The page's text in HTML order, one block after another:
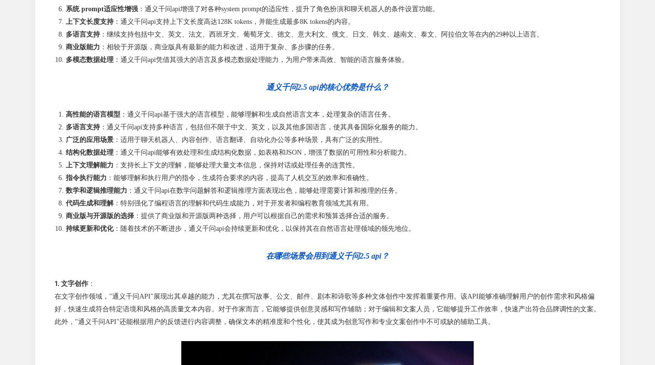
系统 prompt适应性增强 ：通义千问api增强了对各种system prompt的适应性，提升了角色扮演和聊天机器人的条件设置功能。
上下文长度支持 ：通义千问api支持上下文长度高达128K tokens，并能生成最多8K tokens的内容。
多语言支持 ：继续支持包括中文、英文、法文、西班牙文、葡萄牙文、德文、意大利文、俄文、日文、韩文、越南文、泰文、阿拉伯文等在内的29种以上语言。
商业版能力 ：相较于开源版，商业版具有最新的能力和改进，适用于复杂、多步骤的任务。
多模态数据处理 ：通义千问api凭借其强大的语言及多模态数据处理能力，为用户带来高效、智能的语言服务体验。
通义千问2.5 api的核心优势是什么？
高性能的语言模型 ：通义千问api基于强大的语言模型，能够理解和生成自然语言文本，处理复杂的语言任务。
多语言支持 ：通义千问api支持多种语言，包括但不限于中文、英文，以及其他多国语言，使其具备国际化服务的能力。
广泛的应用场景 ：适用于聊天机器人、内容创作、语言翻译、自动化办公等多种场景，具有广泛的实用性。
结构化数据处理 ：通义千问api能够有效处理和生成结构化数据，如表格和JSON，增强了数据的可用性和分析能力。
上下文理解能力 ：支持长上下文的理解，能够处理大量文本信息，保持对话或处理任务的连贯性。
指令执行能力 ：能够理解和执行用户的指令，生成符合要求的内容，提高了人机交互的效率和准确性。
数学和逻辑推理能力 ：通义千问api在数学问题解答和逻辑推理方面表现出色，能够处理需要计算和推理的任务。
代码生成和理解：特别强化了编程语言的理解和代码生成能力，对于开发者和编程教育领域尤其有用。
商业版与开源版的选择 ：提供了商业版和开源版两种选择，用户可以根据自己的需求和预算选择合适的服务。
持续更新和优化：随着技术的不断进步，通义千问api会持续更新和优化，以保持其在自然语言处理领域的领先地位。
在哪些场景会用到通义千问2.5 api？
1. 文字创作 ：
在文字创作领域，"通义千问API"展现出其卓越的能力，尤其在撰写故事、公文、邮件、剧本和诗歌等多种文体创作中发挥着重要作用。该API能够准确理解用户的创作需求和风格偏
好，快速生成符合特定语境和风格的高质量文本内容。对于作家而言，它能够提供创意灵感和写作辅助；对于编辑和文案人员，它能够提升工作效率，快速产出符合品牌调性的文案。
此外，"通义千问API"还能根据用户的反馈进行内容调整，确保文本的精准度和个性化，使其成为创意写作和专业文案创作中不可或缺的辅助工具。